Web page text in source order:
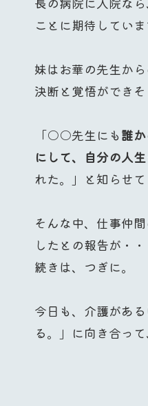
ことに期待していま
妹はお華の先生か
決断と覚悟ができそ
「○○先生にも誰
にして、自分の人生
れた。」と知らせて
そんな中、仕事仲
したとの報告が・・
続きは、つぎに。
今日も、介護があ
る。」に向き合っ